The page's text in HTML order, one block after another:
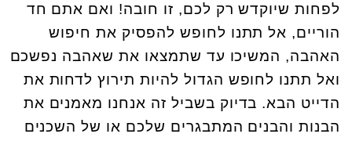
לפחות שיוקדש רק לכם, זו חובה! ואם אתם חד
הוריים, אל תתנו לחופש להפסיק את חיפוש
האהבה, המשיכו עד שתמצאו את שאהבה נפשכם
ואל תתנו לחופש הגדול להיות תירוץ לדחות את
הדייט הבא. בדיוק בשביל זה אנחנו מאמנים את
הבנות והבנים המתבגרים שלכם או של השכנים